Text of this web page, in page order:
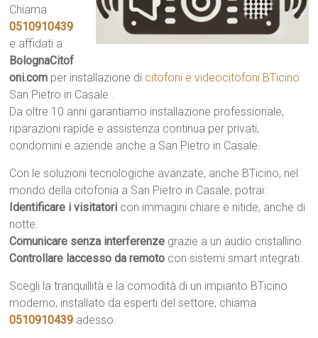
Chiama
0510910439
e affidati a
BolognaCitof
oni.com per installazione di citofoni e videocitofoni BTicino
San Pietro in Casale .
Da oltre 10 anni garantiamo installazione professionale,
riparazioni rapide e assistenza continua per privati,
condomini e aziende anche a San Pietro in Casale.
Con le soluzioni tecnologiche avanzate, anche BTicino, nel
mondo della citofonia a San Pietro in Casale, potrai:
Identificare i visitatori con immagini chiare e nitide, anche di
notte.
Comunicare senza interferenze grazie a un audio cristallino.
Controllare laccesso da remoto con sistemi smart integrati.
Scegli la tranquillità e la comodità di un impianto BTicino
moderno, installato da esperti del settore, chiama
0510910439 adesso.